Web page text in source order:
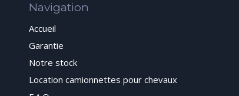
Navigation
Accueil
Garantie
Notre stock
Location camionnettes pour chevaux